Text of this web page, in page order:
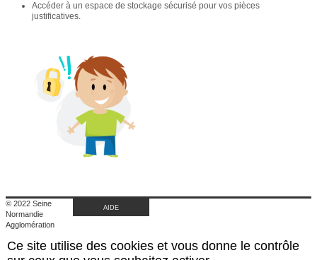
Accéder à un espace de stockage sécurisé pour vos pièces
justificatives.
© 2022 Seine
Normandie
Agglomération
Retour au site de
l'agglomération
AIDE
Ce site utilise des cookies et vous donne le contrôle